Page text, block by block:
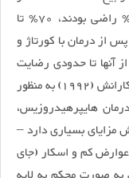
میان بیماران تحت درمان با لیپوساکشن، 10٪ راضی بودند، 70٪ تا
بودند. پس از درمان با کورتاژ و
از بیماران راضی بودند و 20٪ از آنها تا حدودی رضایت
داشتند. در تحقیق انجام شده توسط گرَزر و همکارانش (1992) به منظور
هایپرهیدروزیس،
روش مزایای بسیاری دارد –
عوارض کم و اسکار (جای